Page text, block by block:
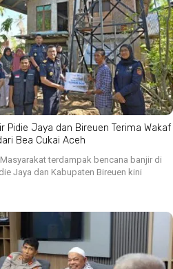
Pidie Jaya dan Bireuen Terima Wakaf
Bea Cukai Aceh
terdampak bencana banjir di
Jaya dan Kabupaten Bireuen kini